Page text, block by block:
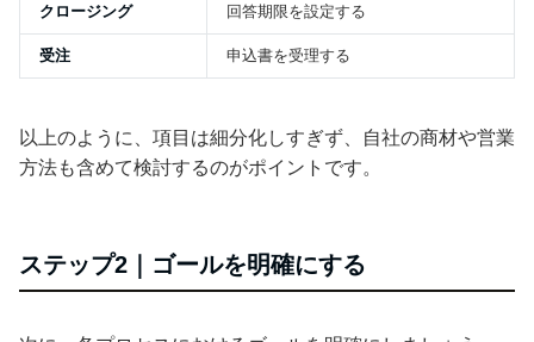
クロージング 回答期限を設定する
受注 申込書を受理する
以上のように、項目は細分化しすぎず、自社の商材や営業
方法も含めて検討するのがポイントです。
ステップ2｜ゴールを明確にする